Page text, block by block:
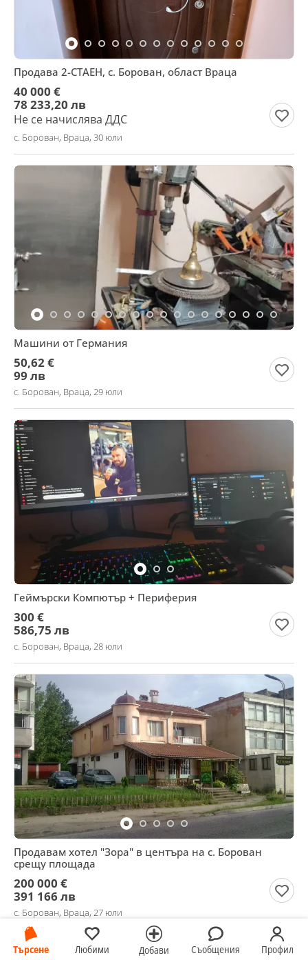
Търсене Любими Добави Съобщения Профил
Продава 2-СТАЕН, с. Борован, област Враца
40 000 €
78 233,20 лв
Не се начислява ДДС
с. Борован, Враца, 30 юли
Машини от Германия
50,62 €
99 лв
с. Борован, Враца, 29 юли
Геймърски Компютър + Периферия
300 €
586,75 лв
с. Борован, Враца, 28 юли
Продавам хотел "Зора" в центъра на с. Борован
срещу площада
200 000 €
391 166 лв
с. Борован, Враца, 27 юли